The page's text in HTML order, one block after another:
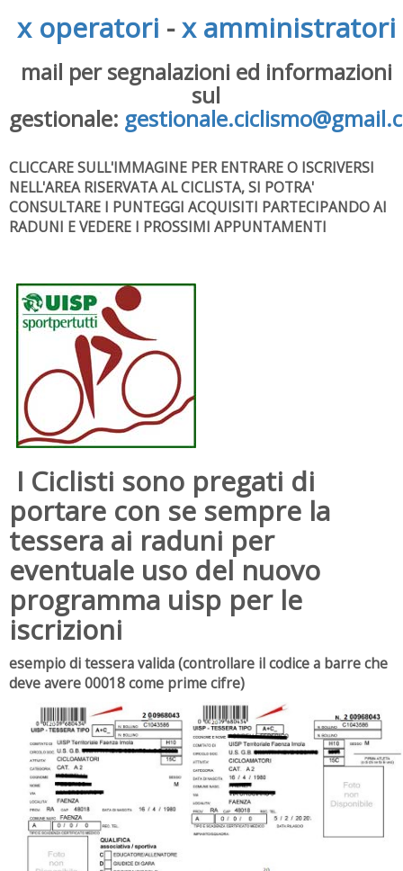
x operatori -x amministratori
mail per segnalazioni ed informazioni
sul
gestionale:
CLICCARE SULL'IMMAGINE PER ENTRARE O ISCRIVERSI
NELL'AREA RISERVATA AL CICLISTA, SI POTRA'
CONSULTARE I PUNTEGGI ACQUISITI PARTECIPANDO AI
RADUNI E VEDERE I PROSSIMI APPUNTAMENTI
I Ciclisti sono pregati di
portare con se sempre la
tessera ai raduni per
eventuale uso del nuovo
programma uisp per le
iscrizioni
esempio di tessera valida (controllare il codice a barre che
deve avere 00018 come prime cifre)